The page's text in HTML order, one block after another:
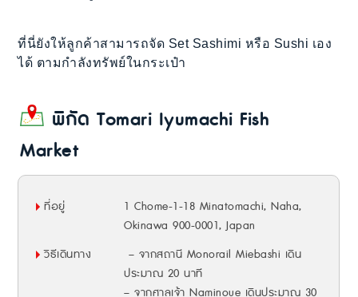
ที่นี่ยังให้ลูกค้าสามารถจัด Set Sashimi หรือ Sushi เอง
ได้ ตามกำลังทรัพย์ในกระเป๋า
พิกัดTomari Iyumachi Fish
Market
ที่อยู่
1 Chome-1-18 Minatomachi, Naha,
Okinawa 900-0001, Japan
วิธีเดินทาง
– จากสถานี Monorail Miebashi เดิน
ประมาณ 20 นาที
– จากศาลเจ้า Naminoue เดินประมาณ 30